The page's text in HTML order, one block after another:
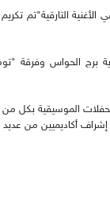
التارقية"تم
برج الحواس وفرقة
الموسيقية بكل من
أكاديميين من